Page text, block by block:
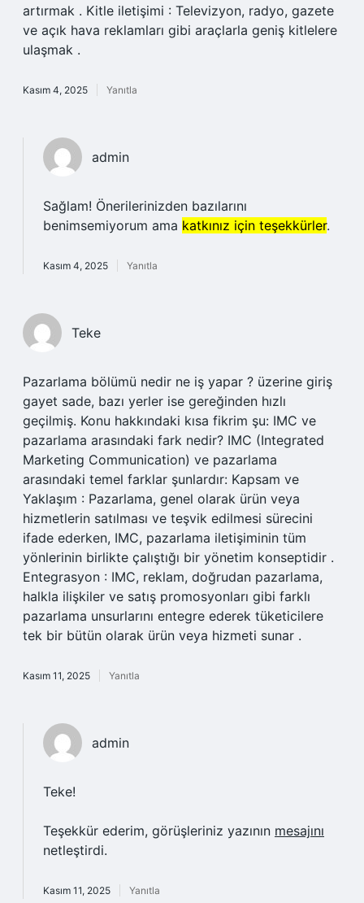
artırmak . Kitle iletişimi : Televizyon, radyo, gazete
ve açık hava reklamları gibi araçlarla geniş kitlelere
ulaşmak .
Kasım 4, 2025 Yanıtla
admin
Sağlam! Önerilerinizden bazılarını
benimsemiyorum ama katkınız için teşekkürler.
Kasım 4, 2025 Yanıtla
Teke
Pazarlama bölümü nedir ne iş yapar ? üzerine giriş
gayet sade, bazı yerler ise gereğinden hızlı
geçilmiş. Konu hakkındaki kısa fikrim şu: IMC ve
pazarlama arasındaki fark nedir? IMC (Integrated
Marketing Communication) ve pazarlama
arasındaki temel farklar şunlardır: Kapsam ve
Yaklaşım : Pazarlama, genel olarak ürün veya
hizmetlerin satılması ve teşvik edilmesi sürecini
ifade ederken, IMC, pazarlama iletişiminin tüm
yönlerinin birlikte çalıştığı bir yönetim konseptidir .
Entegrasyon : IMC, reklam, doğrudan pazarlama,
halkla ilişkiler ve satış promosyonları gibi farklı
pazarlama unsurlarını entegre ederek tüketicilere
tek bir bütün olarak ürün veya hizmeti sunar .
Kasım 11, 2025 Yanıtla
admin
Teke!
Teşekkür ederim, görüşleriniz yazının mesajını
netleştirdi.
Kasım 11, 2025 Yanıtla